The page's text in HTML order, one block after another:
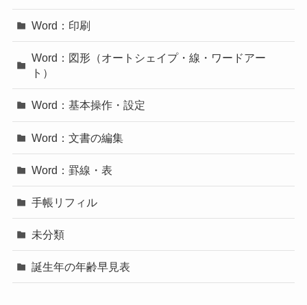
Word：印刷
Word：図形（オートシェイプ・線・ワードアー
ト）
Word：基本操作・設定
Word：文書の編集
Word：罫線・表
手帳リフィル
未分類
誕生年の年齢早見表